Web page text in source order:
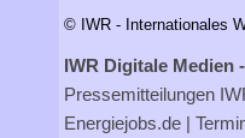
© IWR - Internationales
IWR Digitale Medien
Pressemitteilungen
Energiejobs.de |